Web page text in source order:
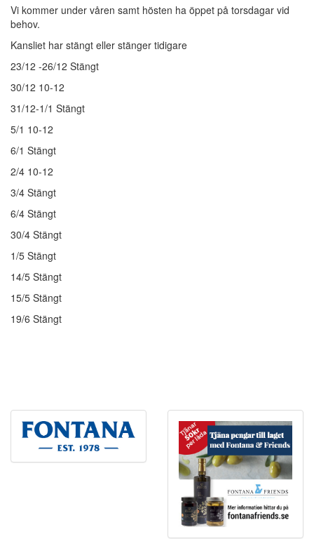
Vi kommer under våren samt hösten ha öppet på torsdagar vid
behov.
Kansliet har stängt eller stänger tidigare
23/12 -26/12 Stängt
30/12 10-12
31/12-1/1 Stängt
5/1 10-12
6/1 Stängt
2/4 10-12
3/4 Stängt
6/4 Stängt
30/4 Stängt
1/5 Stängt
14/5 Stängt
15/5 Stängt
19/6 Stängt